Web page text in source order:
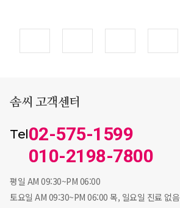
솜씨 고객센터
Tel02-575-1599
010-2198-7800
평일 AM 09:30~PM 06:00
토요일 AM 09:30~PM 06:00 목, 일요일 진료 없음